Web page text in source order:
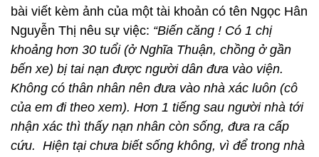
bài viết kèm ảnh của một tài khoản có tên Ngọc Hân
Nguyễn Thị nêu sự việc: “Biến căng ! Có 1 chị
khoảng hơn 30 tuổi (ở Nghĩa Thuận, chồng ở gần
bến xe) bị tai nạn được người dân đưa vào viện.
Không có thân nhân nên đưa vào nhà xác luôn (cô
của em đi theo xem). Hơn 1 tiếng sau người nhà tới
nhận xác thì thấy nạn nhân còn sống, đưa ra cấp
cứu. Hiện tại chưa biết sống không, vì để trong nhà